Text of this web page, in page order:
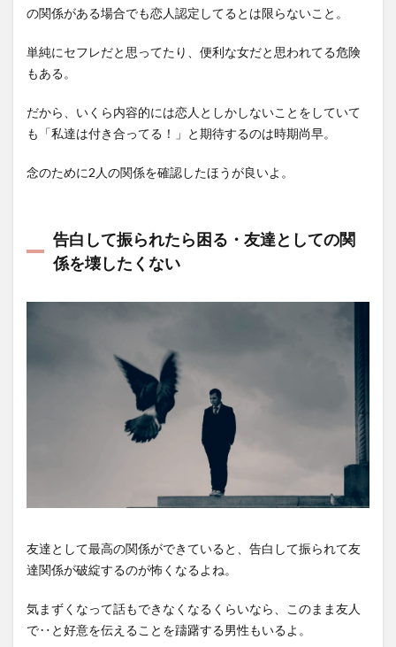
の関係がある場合でも恋人認定してるとは限らないこと。
単純にセフレだと思ってたり、便利な女だと思われてる危険
もある。
だから、いくら内容的には恋人としかしないことをしていて
も「私達は付き合ってる！」と期待するのは時期尚早。
念のために2人の関係を確認したほうが良いよ。
告白して振られたら困る・友達としての関
係を壊したくない
友達として最高の関係ができていると、告白して振られて友
達関係が破綻するのが怖くなるよね。
気まずくなって話もできなくなるくらいなら、このまま友人
で‥と好意を伝えることを躊躇する男性もいるよ。